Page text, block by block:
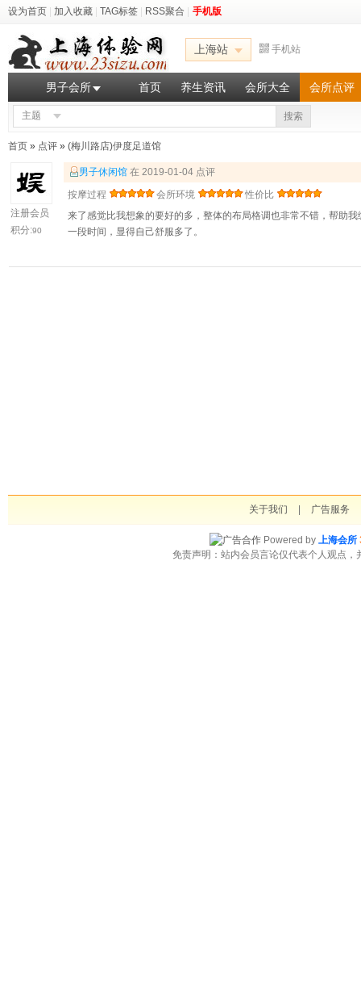
设为首页 加入收藏 TAG标签 RSS聚合 手机版
上海站 手机站
男子会所 首页 养生资讯 会所大全 会所点评
主题 搜索
首页 » 点评 » (梅川路店)伊度足道馆
注册会员
积分:90
男子休闲馆 在 2019-01-04 点评
按摩过程
会所环境
性价比
来了感觉比我想象的要好的多，整体的布局格调也非常不错，帮助
一段时间，显得自己舒服多了。
关于我们 广告服务
Powered by 上海会所
免责声明：站内会员言论仅代表个人观点